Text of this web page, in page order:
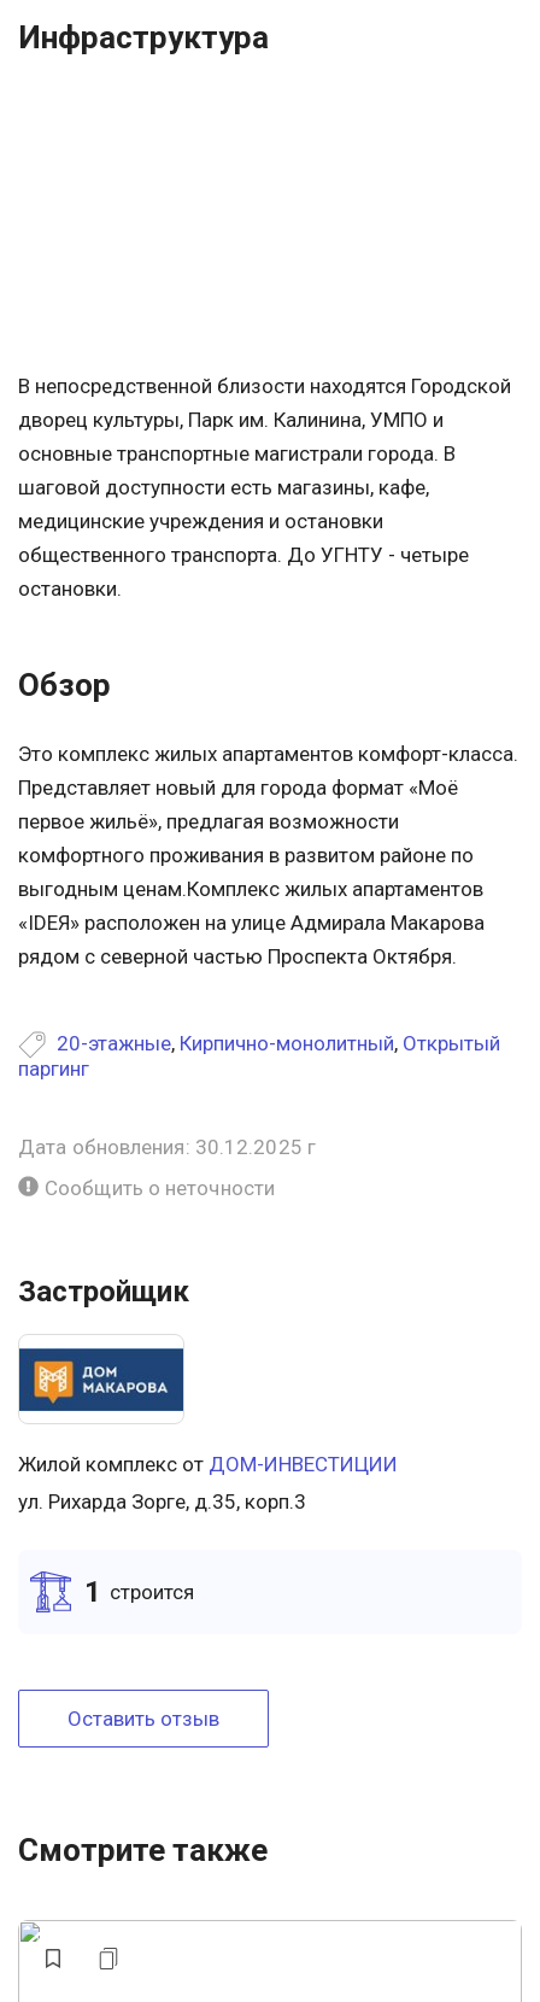
Инфраструктура
В непосредственной близости находятся Городской
дворец культуры, Парк им. Калинина, УМПО и
основные транспортные магистрали города. В
шаговой доступности есть магазины, кафе,
медицинские учреждения и остановки
общественного транспорта. До УГНТУ - четыре
остановки.
Обзор
Это комплекс жилых апартаментов комфорт-класса.
Представляет новый для города формат «Моё
первое жильё», предлагая возможности
комфортного проживания в развитом районе по
выгодным ценам.Комплекс жилых апартаментов
«IDЕЯ» расположен на улице Адмирала Макарова
рядом с северной частью Проспекта Октября.
20-этажные, Кирпично-монолитный, Открытый
паргинг
Дата обновления: 30.12.2025 г
Сообщить о неточности
Застройщик
Жилой комплекс от ДОМ-ИНВЕСТИЦИИ
ул. Рихарда Зорге, д.35, корп.3
1 cтроится
Оставить отзыв
Смотрите также